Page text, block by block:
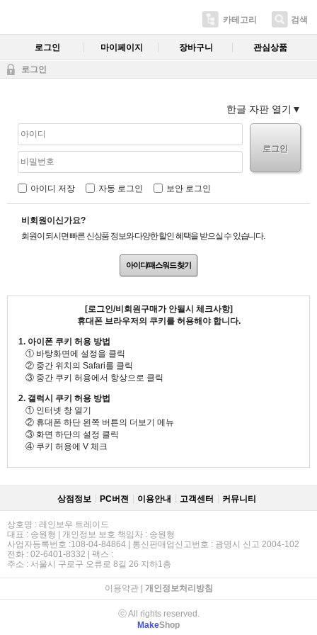
카테고리 검색
로그인 마이페이지 장바구니 관심상품
로그인
한글 자판 열기
로그인
아이디 저장 자동 로그인 보안 로그인
비회원이신가요?
회원이 되시면 빠른 신상품 정보와 다양한 할인 혜택을 받으실 수 있습니다.
아이디/패스워드 찾기
[로그인/비회원구매가 안될시 체크사항]
휴대폰 브라우저의 쿠키를 허용해야 합니다.
1. 아이폰 쿠키 허용 방법
① 바탕화면에 설정을 클릭
② 중간 위치의 Safari를 클릭
③ 중간 쿠키 허용에서 항상으로 클릭
2. 갤럭시 쿠키 허용 방법
① 인터넷 창 열기
② 휴대폰 하단 왼쪽 버튼의 더보기 메뉴
③ 화면 하단의 설정 클릭
④ 쿠키 허용에 V 체크
상점정보 PC버젼 이용안내 고객센터 커뮤니티
상호명 : 레인보우 트레이드
대표 : 송원형 | 개인정보 보호 책임자 : 송원형
사업자등록번호 :108-04-84864 | 통신판매업신고번호 : 광명시 신고 2004-102
전화 : 02-6401-8332 | 팩스 :
주소 : 서울시 구로구 오류로 8길 26 지하1층
이용약관| 개인정보처리방침
ⓒ All rights reserved.
MakeShop